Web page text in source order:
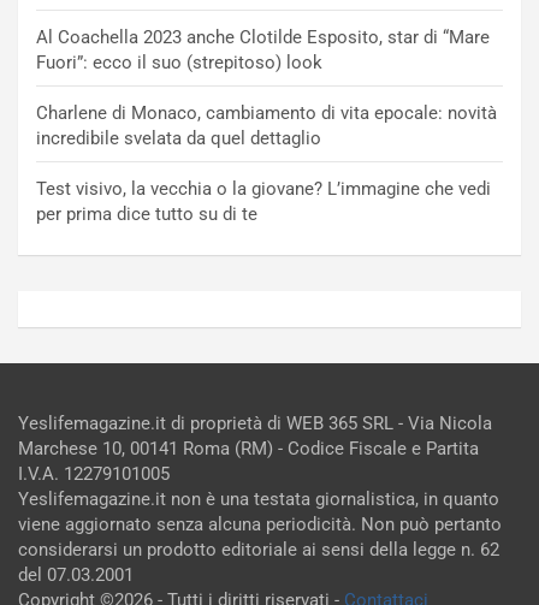
Al Coachella 2023 anche Clotilde Esposito, star di “Mare
Fuori”: ecco il suo (strepitoso) look
Charlene di Monaco, cambiamento di vita epocale: novità
incredibile svelata da quel dettaglio
Test visivo, la vecchia o la giovane? L’immagine che vedi
per prima dice tutto su di te
Yeslifemagazine.it di proprietà di WEB 365 SRL - Via Nicola
Marchese 10, 00141 Roma (RM) - Codice Fiscale e Partita
I.V.A. 12279101005
Yeslifemagazine.it non è una testata giornalistica, in quanto
viene aggiornato senza alcuna periodicità. Non può pertanto
considerarsi un prodotto editoriale ai sensi della legge n. 62
del 07.03.2001
Copyright ©2026 - Tutti i diritti riservati - Contattaci